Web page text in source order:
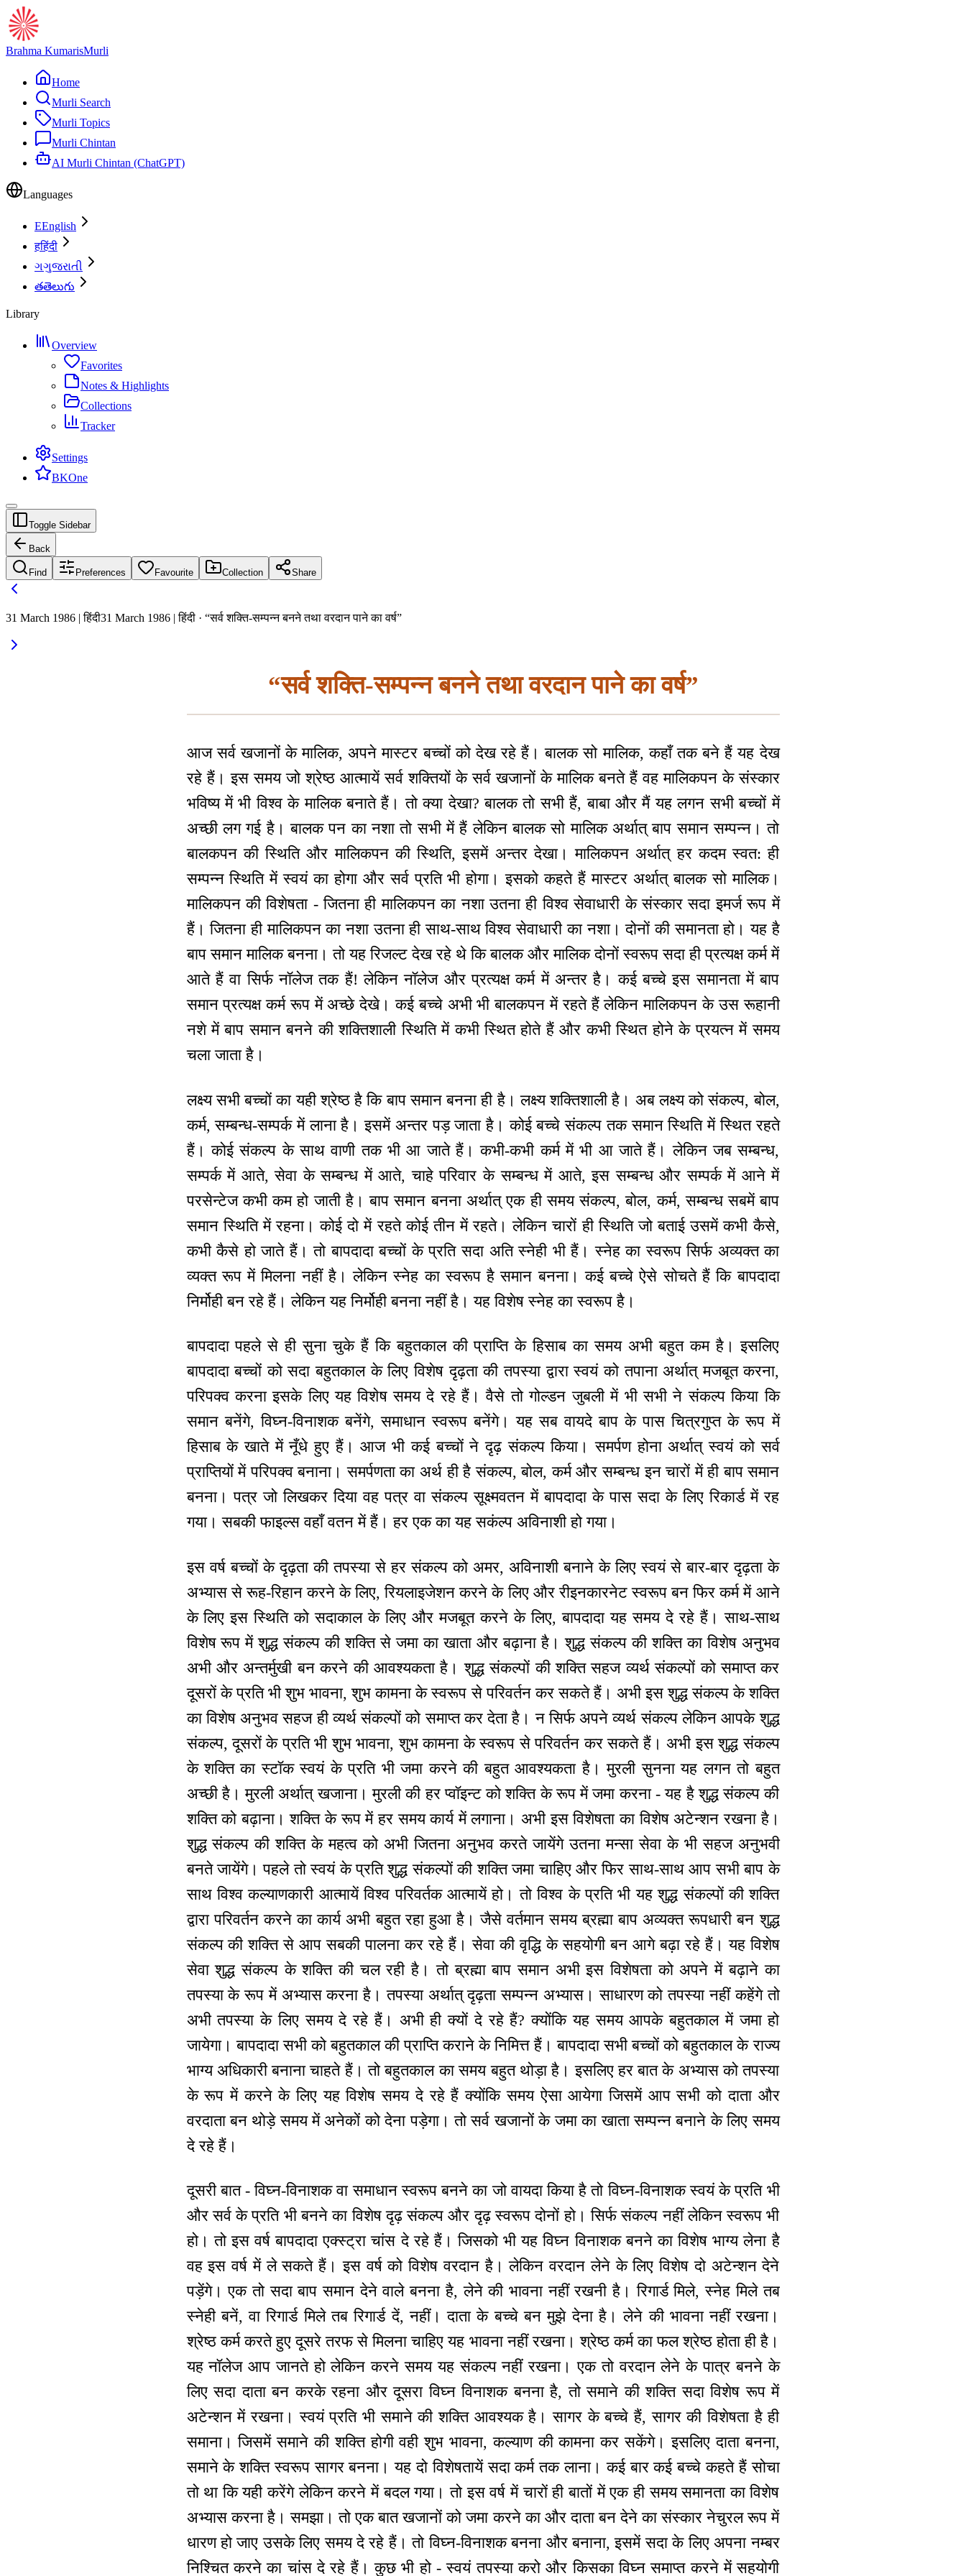
Brahma KumarisMurli
Home
Murli Search
Murli Topics
Murli Chintan
AI Murli Chintan (ChatGPT)
Languages
EEnglish
हहिंदी
ગગુજરાતી
తతెలుగు
Library
Overview
Favorites
Notes & Highlights
Collections
Tracker
Settings
BKOne
Toggle Sidebar
Back
Find Preferences Favourite Collection Share
31 March 1986 | हिंदी31 March 1986 | हिंदी · “सर्व शक्ति-सम्पन्न बनने तथा वरदान पाने का वर्ष”
“सर्व शक्ति-सम्पन्न बनने तथा वरदान पाने का वर्ष”
आज सर्व खजानों के मालिक, अपने मास्टर बच्चों को देख रहे हैं। बालक सो मालिक, कहाँ तक बने हैं यह देख
रहे हैं। इस समय जो श्रेष्ठ आत्मायें सर्व शक्तियों के सर्व खजानों के मालिक बनते हैं वह मालिकपन के संस्कार
भविष्य में भी विश्व के मालिक बनाते हैं। तो क्या देखा? बालक तो सभी हैं, बाबा और मैं यह लगन सभी बच्चों में
अच्छी लग गई है। बालक पन का नशा तो सभी में हैं लेकिन बालक सो मालिक अर्थात् बाप समान सम्पन्न। तो
बालकपन की स्थिति और मालिकपन की स्थिति, इसमें अन्तर देखा। मालिकपन अर्थात् हर कदम स्वत: ही
सम्पन्न स्थिति में स्वयं का होगा और सर्व प्रति भी होगा। इसको कहते हैं मास्टर अर्थात् बालक सो मालिक।
मालिकपन की विशेषता - जितना ही मालिकपन का नशा उतना ही विश्व सेवाधारी के संस्कार सदा इमर्ज रूप में
हैं। जितना ही मालिकपन का नशा उतना ही साथ-साथ विश्व सेवाधारी का नशा। दोनों की समानता हो। यह है
बाप समान मालिक बनना। तो यह रिजल्ट देख रहे थे कि बालक और मालिक दोनों स्वरूप सदा ही प्रत्यक्ष कर्म में
आते हैं वा सिर्फ नॉलेज तक हैं! लेकिन नॉलेज और प्रत्यक्ष कर्म में अन्तर है। कई बच्चे इस समानता में बाप
समान प्रत्यक्ष कर्म रूप में अच्छे देखे। कई बच्चे अभी भी बालकपन में रहते हैं लेकिन मालिकपन के उस रूहानी
नशे में बाप समान बनने की शक्तिशाली स्थिति में कभी स्थित होते हैं और कभी स्थित होने के प्रयत्न में समय
चला जाता है।
लक्ष्य सभी बच्चों का यही श्रेष्ठ है कि बाप समान बनना ही है। लक्ष्य शक्तिशाली है। अब लक्ष्य को संकल्प, बोल,
कर्म, सम्बन्ध-सम्पर्क में लाना है। इसमें अन्तर पड़ जाता है। कोई बच्चे संकल्प तक समान स्थिति में स्थित रहते
हैं। कोई संकल्प के साथ वाणी तक भी आ जाते हैं। कभी-कभी कर्म में भी आ जाते हैं। लेकिन जब सम्बन्ध,
सम्पर्क में आते, सेवा के सम्बन्ध में आते, चाहे परिवार के सम्बन्ध में आते, इस सम्बन्ध और सम्पर्क में आने में
परसेन्टेज कभी कम हो जाती है। बाप समान बनना अर्थात् एक ही समय संकल्प, बोल, कर्म, सम्बन्ध सबमें बाप
समान स्थिति में रहना। कोई दो में रहते कोई तीन में रहते। लेकिन चारों ही स्थिति जो बताई उसमें कभी कैसे,
कभी कैसे हो जाते हैं। तो बापदादा बच्चों के प्रति सदा अति स्नेही भी हैं। स्नेह का स्वरूप सिर्फ अव्यक्त का
व्यक्त रूप में मिलना नहीं है। लेकिन स्नेह का स्वरूप है समान बनना। कई बच्चे ऐसे सोचते हैं कि बापदादा
निर्मोही बन रहे हैं। लेकिन यह निर्मोही बनना नहीं है। यह विशेष स्नेह का स्वरूप है।
बापदादा पहले से ही सुना चुके हैं कि बहुतकाल की प्राप्ति के हिसाब का समय अभी बहुत कम है। इसलिए
बापदादा बच्चों को सदा बहुतकाल के लिए विशेष दृढ़ता की तपस्या द्वारा स्वयं को तपाना अर्थात् मजबूत करना,
परिपक्व करना इसके लिए यह विशेष समय दे रहे हैं। वैसे तो गोल्डन जुबली में भी सभी ने संकल्प किया कि
समान बनेंगे, विघ्न-विनाशक बनेंगे, समाधान स्वरूप बनेंगे। यह सब वायदे बाप के पास चित्रगुप्त के रूप में
हिसाब के खाते में नूँधे हुए हैं। आज भी कई बच्चों ने दृढ़ संकल्प किया। समर्पण होना अर्थात् स्वयं को सर्व
प्राप्तियों में परिपक्व बनाना। समर्पणता का अर्थ ही है संकल्प, बोल, कर्म और सम्बन्ध इन चारों में ही बाप समान
बनना। पत्र जो लिखकर दिया वह पत्र वा संकल्प सूक्ष्मवतन में बापदादा के पास सदा के लिए रिकार्ड में रह
गया। सबकी फाइल्स वहाँ वतन में हैं। हर एक का यह सकंल्प अविनाशी हो गया।
इस वर्ष बच्चों के दृढ़ता की तपस्या से हर संकल्प को अमर, अविनाशी बनाने के लिए स्वयं से बार-बार दृढ़ता के
अभ्यास से रूह-रिहान करने के लिए, रियलाइजेशन करने के लिए और रीइनकारनेट स्वरूप बन फिर कर्म में आने
के लिए इस स्थिति को सदाकाल के लिए और मजबूत करने के लिए, बापदादा यह समय दे रहे हैं। साथ-साथ
विशेष रूप में शुद्ध संकल्प की शक्ति से जमा का खाता और बढ़ाना है। शुद्ध संकल्प की शक्ति का विशेष अनुभव
अभी और अन्तर्मुखी बन करने की आवश्यकता है। शुद्ध संकल्पों की शक्ति सहज व्यर्थ संकल्पों को समाप्त कर
दूसरों के प्रति भी शुभ भावना, शुभ कामना के स्वरूप से परिवर्तन कर सकते हैं। अभी इस शुद्ध संकल्प के शक्ति
का विशेष अनुभव सहज ही व्यर्थ संकल्पों को समाप्त कर देता है। न सिर्फ अपने व्यर्थ संकल्प लेकिन आपके शुद्ध
संकल्प, दूसरों के प्रति भी शुभ भावना, शुभ कामना के स्वरूप से परिवर्तन कर सकते हैं। अभी इस शुद्ध संकल्प
के शक्ति का स्टॉक स्वयं के प्रति भी जमा करने की बहुत आवश्यकता है। मुरली सुनना यह लगन तो बहुत
अच्छी है। मुरली अर्थात् खजाना। मुरली की हर प्वॉइन्ट को शक्ति के रूप में जमा करना - यह है शुद्ध संकल्प की
शक्ति को बढ़ाना। शक्ति के रूप में हर समय कार्य में लगाना। अभी इस विशेषता का विशेष अटेन्शन रखना है।
शुद्ध संकल्प की शक्ति के महत्व को अभी जितना अनुभव करते जायेंगे उतना मन्सा सेवा के भी सहज अनुभवी
बनते जायेंगे। पहले तो स्वयं के प्रति शुद्ध संकल्पों की शक्ति जमा चाहिए और फिर साथ-साथ आप सभी बाप के
साथ विश्व कल्याणकारी आत्मायें विश्व परिवर्तक आत्मायें हो। तो विश्व के प्रति भी यह शुद्ध संकल्पों की शक्ति
द्वारा परिवर्तन करने का कार्य अभी बहुत रहा हुआ है। जैसे वर्तमान समय ब्रह्मा बाप अव्यक्त रूपधारी बन शुद्ध
संकल्प की शक्ति से आप सबकी पालना कर रहे हैं। सेवा की वृद्धि के सहयोगी बन आगे बढ़ा रहे हैं। यह विशेष
सेवा शुद्ध संकल्प के शक्ति की चल रही है। तो ब्रह्मा बाप समान अभी इस विशेषता को अपने में बढ़ाने का
तपस्या के रूप में अभ्यास करना है। तपस्या अर्थात् दृढ़ता सम्पन्न अभ्यास। साधारण को तपस्या नहीं कहेंगे तो
अभी तपस्या के लिए समय दे रहे हैं। अभी ही क्यों दे रहे हैं? क्योंकि यह समय आपके बहुतकाल में जमा हो
जायेगा। बापदादा सभी को बहुतकाल की प्राप्ति कराने के निमित्त हैं। बापदादा सभी बच्चों को बहुतकाल के राज्य
भाग्य अधिकारी बनाना चाहते हैं। तो बहुतकाल का समय बहुत थोड़ा है। इसलिए हर बात के अभ्यास को तपस्या
के रूप में करने के लिए यह विशेष समय दे रहे हैं क्योंकि समय ऐसा आयेगा जिसमें आप सभी को दाता और
वरदाता बन थोड़े समय में अनेकों को देना पड़ेगा। तो सर्व खजानों के जमा का खाता सम्पन्न बनाने के लिए समय
दे रहे हैं।
दूसरी बात - विघ्न-विनाशक वा समाधान स्वरूप बनने का जो वायदा किया है तो विघ्न-विनाशक स्वयं के प्रति भी
और सर्व के प्रति भी बनने का विशेष दृढ़ संकल्प और दृढ़ स्वरूप दोनों हो। सिर्फ संकल्प नहीं लेकिन स्वरूप भी
हो। तो इस वर्ष बापदादा एक्स्ट्रा चांस दे रहे हैं। जिसको भी यह विघ्न विनाशक बनने का विशेष भाग्य लेना है
वह इस वर्ष में ले सकते हैं। इस वर्ष को विशेष वरदान है। लेकिन वरदान लेने के लिए विशेष दो अटेन्शन देने
पड़ेंगे। एक तो सदा बाप समान देने वाले बनना है, लेने की भावना नहीं रखनी है। रिगार्ड मिले, स्नेह मिले तब
स्नेही बनें, वा रिगार्ड मिले तब रिगार्ड दें, नहीं। दाता के बच्चे बन मुझे देना है। लेने की भावना नहीं रखना।
श्रेष्ठ कर्म करते हुए दूसरे तरफ से मिलना चाहिए यह भावना नहीं रखना। श्रेष्ठ कर्म का फल श्रेष्ठ होता ही है।
यह नॉलेज आप जानते हो लेकिन करने समय यह संकल्प नहीं रखना। एक तो वरदान लेने के पात्र बनने के
लिए सदा दाता बन करके रहना और दूसरा विघ्न विनाशक बनना है, तो समाने की शक्ति सदा विशेष रूप में
अटेन्शन में रखना। स्वयं प्रति भी समाने की शक्ति आवश्यक है। सागर के बच्चे हैं, सागर की विशेषता है ही
समाना। जिसमें समाने की शक्ति होगी वही शुभ भावना, कल्याण की कामना कर सकेंगे। इसलिए दाता बनना,
समाने के शक्ति स्वरूप सागर बनना। यह दो विशेषतायें सदा कर्म तक लाना। कई बार कई बच्चे कहते हैं सोचा
तो था कि यही करेंगे लेकिन करने में बदल गया। तो इस वर्ष में चारों ही बातों में एक ही समय समानता का विशेष
अभ्यास करना है। समझा। तो एक बात खजानों को जमा करने का और दाता बन देने का संस्कार नेचुरल रूप में
धारण हो जाए उसके लिए समय दे रहे हैं। तो विघ्न-विनाशक बनना और बनाना, इसमें सदा के लिए अपना नम्बर
निश्चित करने का चांस दे रहे हैं। कुछ भी हो - स्वयं तपस्या करो और किसका विघ्न समाप्त करने में सहयोगी